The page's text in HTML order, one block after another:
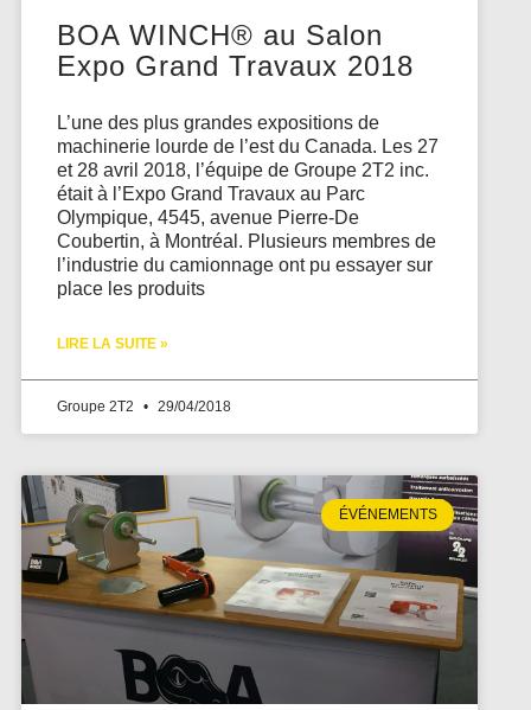
BOA WINCH® au Salon
Expo Grand Travaux 2018
L’une des plus grandes expositions de
machinerie lourde de l’est du Canada. Les 27
et 28 avril 2018, l’équipe de Groupe 2T2 inc.
était à l’Expo Grand Travaux au Parc
Olympique, 4545, avenue Pierre-De
Coubertin, à Montréal. Plusieurs membres de
l’industrie du camionnage ont pu essayer sur
place les produits
LIRE LA SUITE »
Groupe 2T2 29/04/2018
ÉVÉNEMENTS